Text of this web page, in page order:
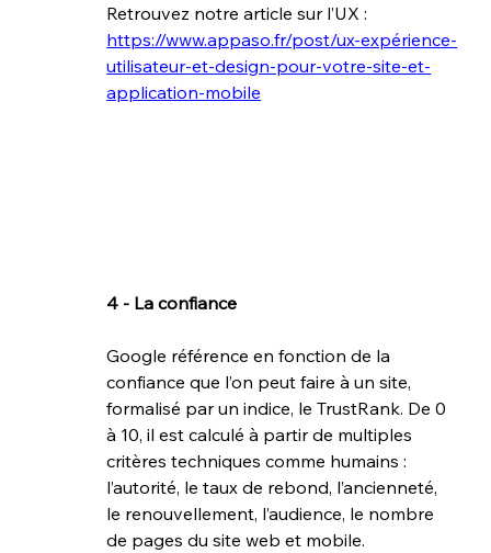
Retrouvez notre article sur l’UX :
https://www.appaso.fr/post/ux-expérience-
utilisateur-et-design-pour-votre-site-et-
application-mobile
4 - La confiance
Google référence en fonction de la
confiance que l’on peut faire à un site,
formalisé par un indice, le TrustRank. De 0
à 10, il est calculé à partir de multiples
critères techniques comme humains :
l’autorité, le taux de rebond, l’ancienneté,
le renouvellement, l’audience, le nombre
de pages du site web et mobile.